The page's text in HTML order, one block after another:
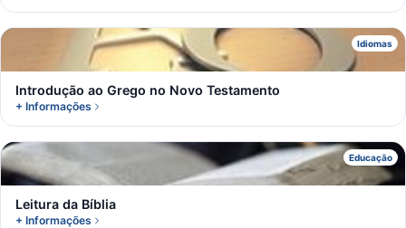
Idiomas
I
Introdução ao Grego no Novo Testamento
+ Informações
Educação
L
Leitura da Bíblia
+ Informações